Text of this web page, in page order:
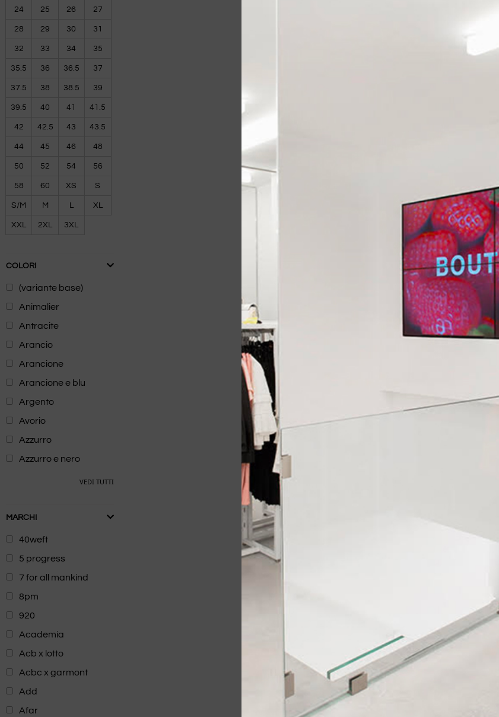
24 25 26 27
28 29 30 31
32 33 34 35
35.5 36 36.5 37
37.5 38 38.5 39
39.5 40 41 41.5
42 42.5 43 43.5
44 45 46 48
50 52 54 56
58 60 XS S
S/M M L XL
XXL 2XL 3XL
COLORI
(variante base)
Animalier
Antracite
Arancio
Arancione
Arancione e blu
Argento
Avorio
Azzurro
Azzurro e nero
VEDI TUTTI
MARCHI
40weft
5 progress
7 for all mankind
8pm
920
Academia
Acb x lotto
Acbc x garmont
Add
Afar